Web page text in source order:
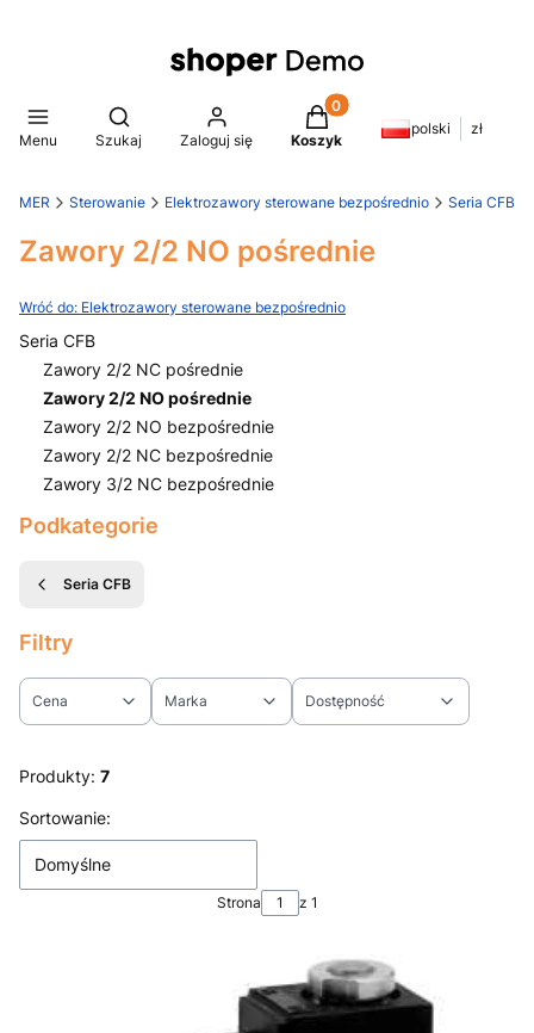
Menu
Otwórz wyszukiwarkę
Szukaj Zaloguj się
Produkty w koszyku: 0.
Koszyk
polski zł
Sterowanie Elektrozawory sterowane bezpośrednio Seria CFB
Zawory 2/2 NO pośrednie
Wróć do: Elektrozawory sterowane bezpośrednio
Seria CFB
Zawory 2/2 NC pośrednie
Zawory 2/2 NO pośrednie
Zawory 2/2 NO bezpośrednie
Zawory 2/2 NC bezpośrednie
Zawory 3/2 NC bezpośrednie
Koniec menu
Podkategorie
Seria CFB
Filtry
Cena Marka Dostępność
Produkty: 7
Lista produktów
Sortowanie:
Domyślne
Strona z 1